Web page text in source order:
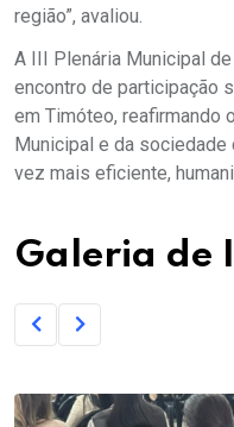
região”, avaliou.
A III Plenária Municipal
encontro de participação
em Timóteo, reafirmando
Municipal e da sociedade
vez mais eficiente,
Galeria de